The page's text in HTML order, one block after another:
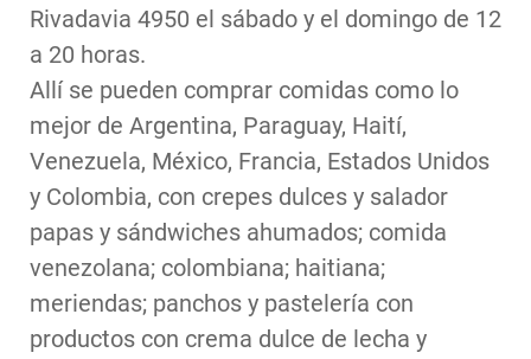
Rivadavia 4950 el sábado y el domingo de 12
a 20 horas.
Allí se pueden comprar comidas como lo
mejor de Argentina, Paraguay, Haití,
Venezuela, México, Francia, Estados Unidos
y Colombia, con crepes dulces y salador
papas y sándwiches ahumados; comida
venezolana; colombiana; haitiana;
meriendas; panchos y pastelería con
productos con crema dulce de lecha y